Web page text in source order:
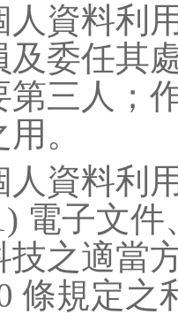
人資料利
及委任其
第三人；
用。
人資料利
電子文
技之適當
條規定之